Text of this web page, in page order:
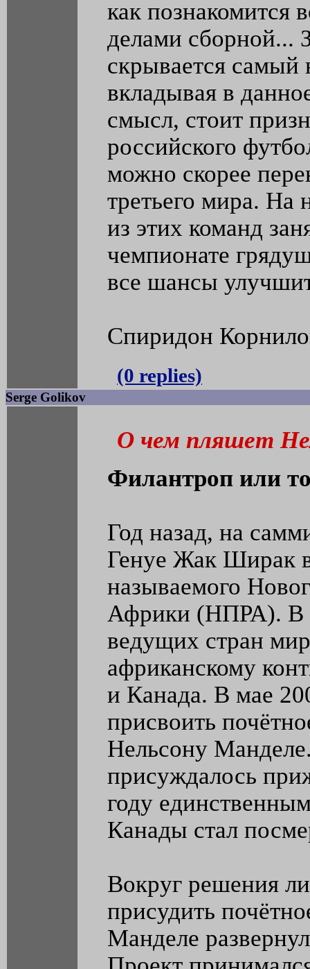
как познакомится
делами сборной...
скрывается
вкладывая в
смысл, стоит
российского
можно скорее
третьего мира.
из этих команд
чемпионате
все шансы
Спиридон
(0 replies)
Serge Golikov
О чем пляшет
Филантроп или
Год назад, на
Генуе Жак Ширак
называемого
Африки (НПРА). В
ведущих стран
африканскому
и Канада. В мае
присвоить
Нельсону
присуждалось
году
Канады стал
Вокруг решения
присудить
Манделе